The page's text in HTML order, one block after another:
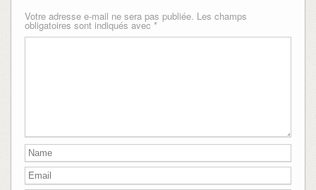
Votre adresse e-mail ne sera pas publiée. Les champs
obligatoires sont indiqués avec *